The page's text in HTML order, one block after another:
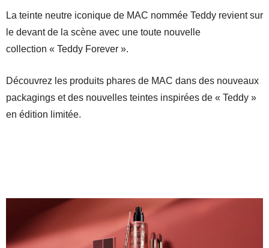
La teinte neutre iconique de MAC nommée Teddy revient sur
le devant de la scène avec une toute nouvelle
collection « Teddy Forever ».
Découvrez les produits phares de MAC dans des nouveaux
packagings et des nouvelles teintes inspirées de « Teddy »
en édition limitée.